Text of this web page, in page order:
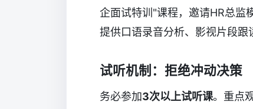
企面试特训"课程，邀请HR总监
提供口语录音分析、影视片段跟
试听机制：拒绝冲动决策
务必参加3次以上试听课。重点